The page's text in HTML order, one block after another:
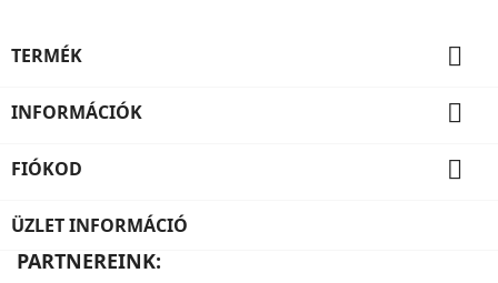
TERMÉK 
INFORMÁCIÓK 
FIÓKOD 
ÜZLET INFORMÁCIÓ
PARTNEREINK: